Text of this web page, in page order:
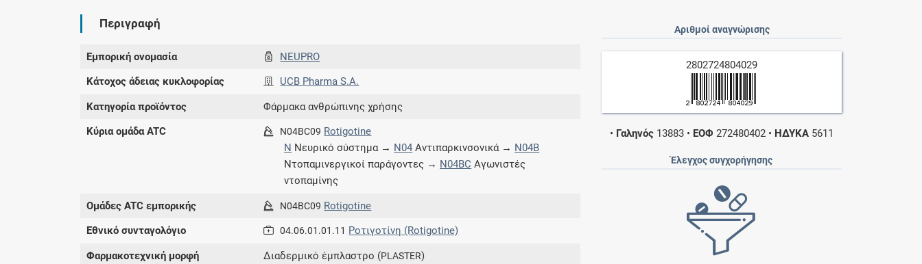
επιπλέον παροχές των συνδρομητικών
Ενδείξεις και αγωγές
Βρείτε θεραπευτικές ενδείξεις και αγωγές για
Περιγραφή
Εμπορική ονομασία NEUPRO
Κάτοχος άδειας κυκλοφορίας UCB Pharma S.A.
Κατηγορία προϊόντος Φάρμακα ανθρώπινης χρήσης
Κύρια ομάδα ATC N04BC09 Rotigotine
N Νευρικό σύστημα → N04 Αντιπαρκινσονικά → N04B
Ντοπαμινεργικοί παράγοντες → N04BC Αγωνιστές
ντοπαμίνης
Ομάδες ATC εμπορικής N04BC09 Rotigotine
Εθνικό συνταγολόγιο 04.06.01.01.11 Ροτιγοτίνη (Rotigotine)
Φαρμακοτεχνική μορφή Διαδερμικό έμπλαστρο (PLASTER)
Αριθμοί αναγνώρισης
2802724804029
• Γαληνός 13883 • ΕΟΦ 272480402 • ΗΔΥΚΑ 5611
Έλεγχος συγχορήγησης